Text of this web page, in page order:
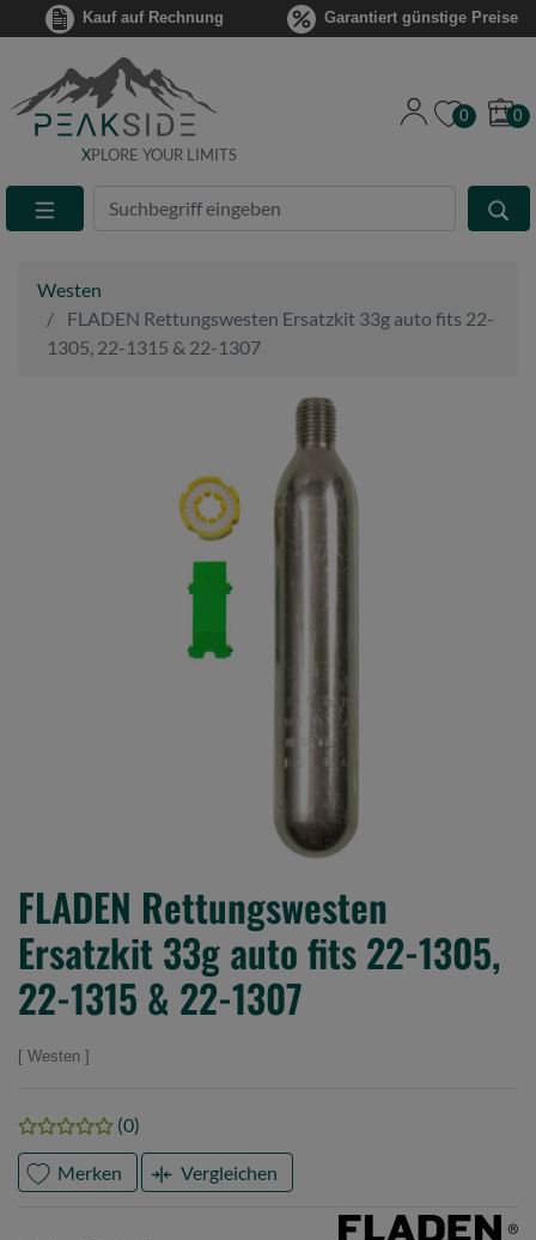
Kauf auf Rechnung Garantiert günstige Preise
XPLORE YOUR LIMITS
Suche
Eingabefeld
0 0
Westen
FLADEN Rettungswesten Ersatzkit 33g auto fits 22-
1305, 22-1315 & 22-1307
FLADEN Rettungswesten
Ersatzkit 33g auto fits 22-1305,
22-1315 & 22-1307
Westen
(0)
Merken Vergleichen
Marke